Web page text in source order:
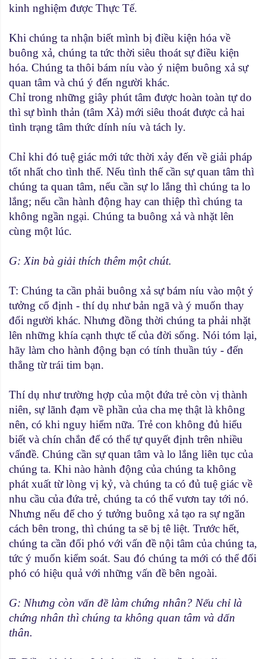
kinh nghiệm được Thực Tế.
Khi chúng ta nhận biết mình bị điều kiện hóa về
buông xả, chúng ta tức thời siêu thoát sự điều kiện
hóa. Chúng ta thôi bám níu vào ý niệm buông xả sự
quan tâm và chú ý đến người khác.
Chỉ trong những giây phút tâm được hoàn toàn tự do
thì sự bình thản (tâm Xả) mới siêu thoát được cả hai
tình trạng tâm thức dính níu và tách ly.
Chỉ khi đó tuệ giác mới tức thời xảy đến về giải pháp
tốt nhất cho tình thế. Nếu tình thế cần sự quan tâm thì
chúng ta quan tâm, nếu cần sự lo lắng thì chúng ta lo
lắng; nếu cần hành động hay can thiệp thì chúng ta
không ngần ngại. Chúng ta buông xả và nhặt lên
cùng một lúc.
G: Xin bà giải thích thêm một chút.
T: Chúng ta cần phải buông xả sự bám níu vào một ý
tưởng cố định - thí dụ như bản ngã và ý muốn thay
đổi người khác. Nhưng đồng thời chúng ta phải nhặt
lên những khía cạnh thực tế của đời sống. Nói tóm lại,
hãy làm cho hành động bạn có tính thuần túy - đến
thẳng từ trái tim bạn.
Thí dụ như trường hợp của một đứa trẻ còn vị thành
niên, sự lãnh đạm về phần của cha mẹ thật là không
nên, có khi nguy hiểm nữa. Trẻ con không đủ hiểu
biết và chín chắn để có thể tự quyết định trên nhiều
vấnđề. Chúng cần sự quan tâm và lo lắng liên tục của
chúng ta. Khi nào hành động của chúng ta không
phát xuất từ lòng vị kỷ, và chúng ta có đủ tuệ giác về
nhu cầu của đứa trẻ, chúng ta có thể vươn tay tới nó.
Nhưng nếu để cho ý tưởng buông xả tạo ra sự ngăn
cách bên trong, thì chúng ta sẽ bị tê liệt. Trước hết,
chúng ta cần đối phó với vấn đề nội tâm của chúng ta,
tức ý muốn kiểm soát. Sau đó chúng ta mới có thể đối
phó có hiệu quả với những vấn đề bên ngoài.
G: Nhưng còn vấn đề làm chứng nhân? Nếu chỉ là
chứng nhân thì chúng ta không quan tâm và dấn
thân.